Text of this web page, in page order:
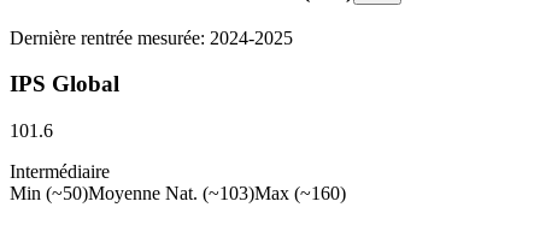
Dernière rentrée mesurée: 2024-2025
IPS Global
101.6
Intermédiaire
Min (~50)Moyenne Nat. (~103)Max (~160)